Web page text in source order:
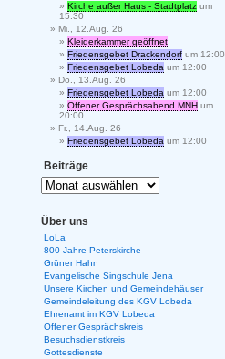
Kirche außer Haus - Stadtplatz um
15:30
Mi., 12.Aug. 26
Kleiderkammer geöffnet
Friedensgebet Drackendorf um 12:00
Friedensgebet Lobeda um 12:00
Do., 13.Aug. 26
Friedensgebet Lobeda um 12:00
Offener Gesprächsabend MNH um
20:00
Fr., 14.Aug. 26
Friedensgebet Lobeda um 12:00
Beiträge
Über uns
LoLa
800 Jahre Peterskirche
Grüner Hahn
Evangelische Singschule Jena
Unsere Kirchen und Gemeindehäuser
Gemeindeleitung des KGV Lobeda
Ehrenamt im KGV Lobeda
Offener Gesprächskreis
Besuchsdienstkreis
Gottesdienste